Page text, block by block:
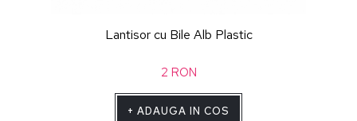
Lantisor cu Bile Alb Plastic
2 RON
+ ADAUGA IN COS